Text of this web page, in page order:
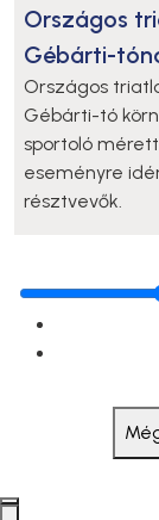
Országos
Gébárti-
Országos
Gébárti-tó
sportoló
eseményre
résztvevők.